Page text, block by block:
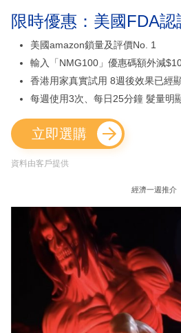
限時優惠：美國FDA
美國amazon鎖量及評價No. 1
輸入「NMG100」優惠碼額外減
香港用家真實試用 8週後效果已經
每週使用3次、每日25分鐘 髮量明
立即選購
資料由客戶提供
經濟一週推介